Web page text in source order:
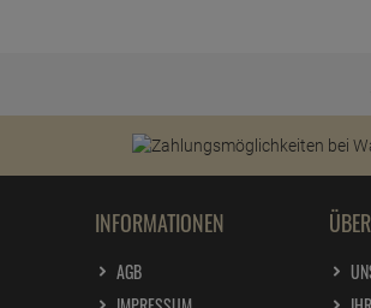
INFORMATIONEN
AGB